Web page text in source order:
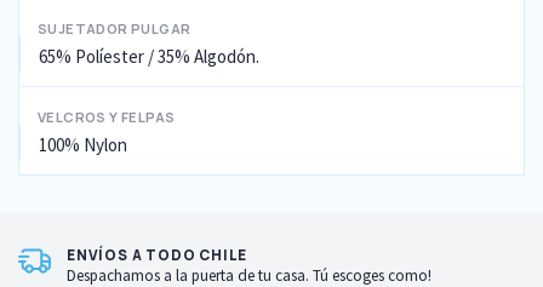
SUJETADOR PULGAR
65% Políester / 35% Algodón.
VELCROS Y FELPAS
100% Nylon
ENVÍOS A TODO CHILE
Despachamos a la puerta de tu casa. Tú escoges como!